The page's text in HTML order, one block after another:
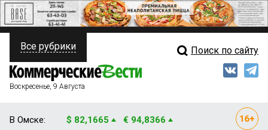
ПОЛИТИКА
ФИНАНСЫ
Свежий выпуск
Все рубрики Поиск по сайту
Воскресенье, 9 Августа
В Омске: $ 82,1665 € 94,8366